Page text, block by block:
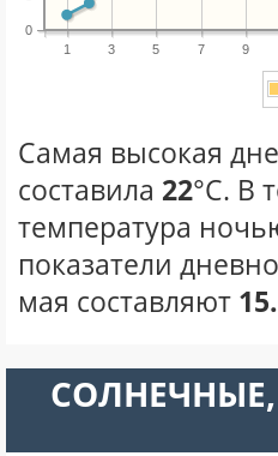
1 3 5 7 9
0
Самая высокая
составила 22°С. В
температура
показатели
мая составляют